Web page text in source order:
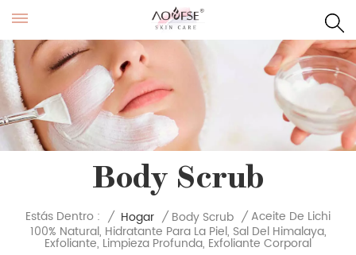
Body Scrub
Estás Dentro : / Hogar / Body Scrub / Aceite De Lichi
100% Natural, Hidratante Para La Piel, Sal Del Himalaya,
Exfoliante, Limpieza Profunda, Exfoliante Corporal